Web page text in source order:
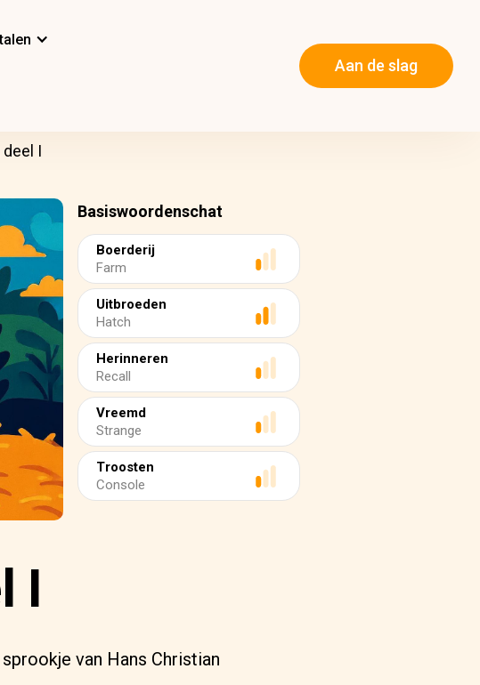
Aan de slag
I
Basiswoordenschat
Boerderij
Farm
Uitbroeden
Hatch
Herinneren
Recall
Vreemd
Strange
Troosten
Console
I
van Hans Christian